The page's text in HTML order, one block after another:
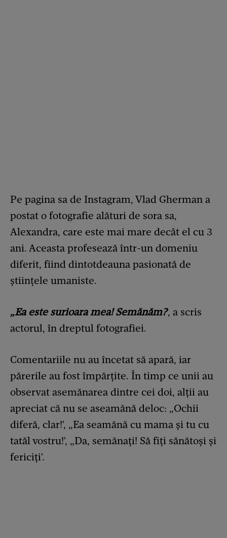
Pe pagina sa de Instagram, Vlad Gherman a
postat o fotografie alături de sora sa,
Alexandra, care este mai mare decât el cu 3
ani. Aceasta profesează într-un domeniu
diferit, fiind dintotdeauna pasionată de
științele umaniste.
„Ea este surioara mea! Semănăm?', a scris
actorul, în dreptul fotografiei.
Comentariile nu au încetat să apară, iar
părerile au fost împărțite. În timp ce unii au
observat asemănarea dintre cei doi, alții au
apreciat că nu se aseamănă deloc: „Ochii
diferă, clar!', „Ea seamănă cu mama și tu cu
tatăl vostru!', „Da, semănați! Să fiți sănătoși și
fericiți'.